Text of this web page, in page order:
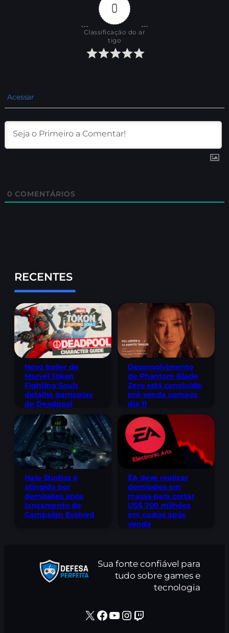
0
Classificação do ar
tigo
Acessar
0 COMENTÁRIOS
RECENTES
Novo trailer de
Marvel Tōkon
Fighting Souls
detalha gameplay
de Deadpool
Desenvolvimento
de Phantom Blade
Zero está concluído;
pré-venda começa
dia 11
Halo Studios é
atingida por
demissões após
lançamento de
Campaign Evolved
EA deve realizar
demissões em
massa para cortar
US$ 700 milhões
em custos após
venda
Sua fonte confiável para
tudo sobre games e
tecnologia
X Facebook Youtube Instagram Twitch